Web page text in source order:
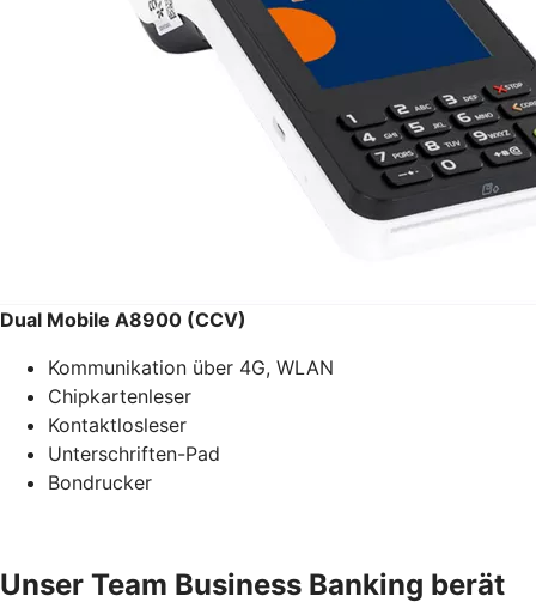
Dual Mobile A8900 (CCV)
Kommunikation über 4G, WLAN
Chipkartenleser
Kontaktlosleser
Unterschriften-Pad
Bondrucker
Unser Team Business Banking berät